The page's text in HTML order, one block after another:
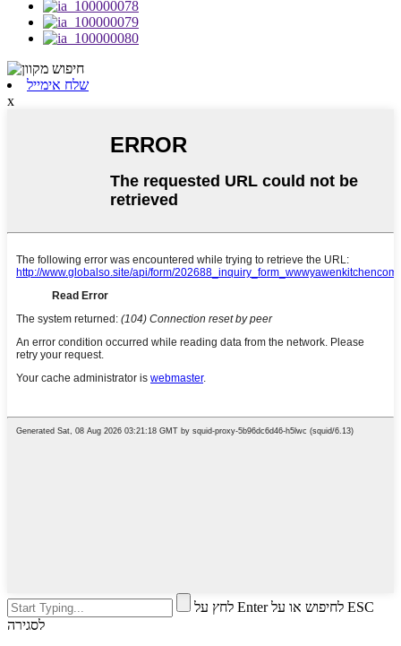
שלח אימייל
x
לחץ על Enter לחיפוש או על ESC
לסגירה